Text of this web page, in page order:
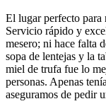
El lugar perfecto para
Servicio rápido y
mesero; ni hace falta
sopa de lentejas y la
miel de trufa fue lo
personas. Apenas
aseguramos de pedir